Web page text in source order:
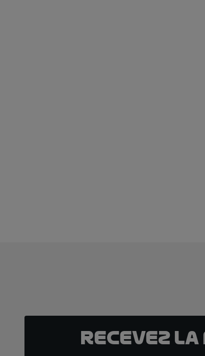
Recevez